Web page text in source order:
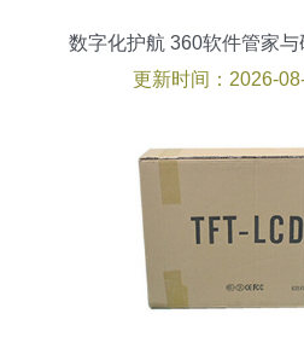
数字化护航 360软件管家
更新时间：2026-